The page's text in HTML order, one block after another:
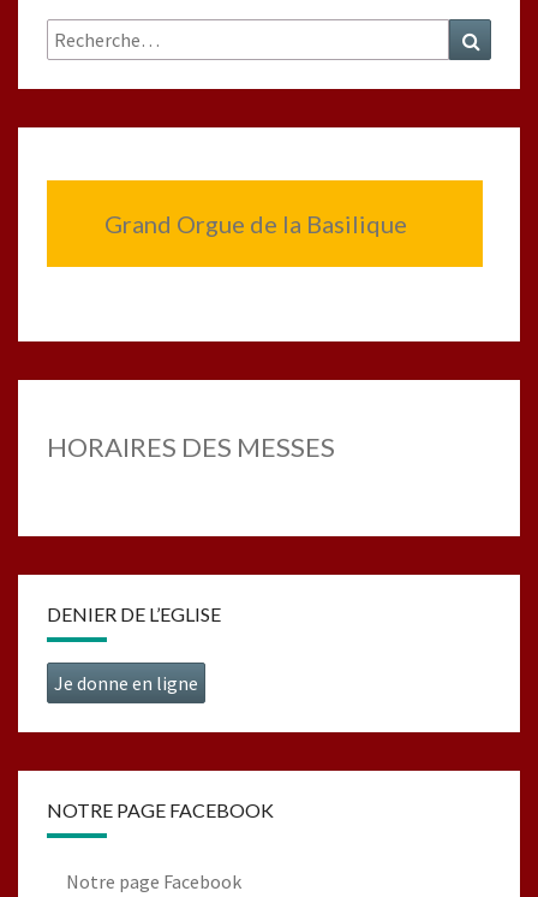
Rechercher :
Grand Orgue de la Basilique
HORAIRES DES MESSES
DENIER DE L’EGLISE
Je donne en ligne
NOTRE PAGE FACEBOOK
Notre page Facebook